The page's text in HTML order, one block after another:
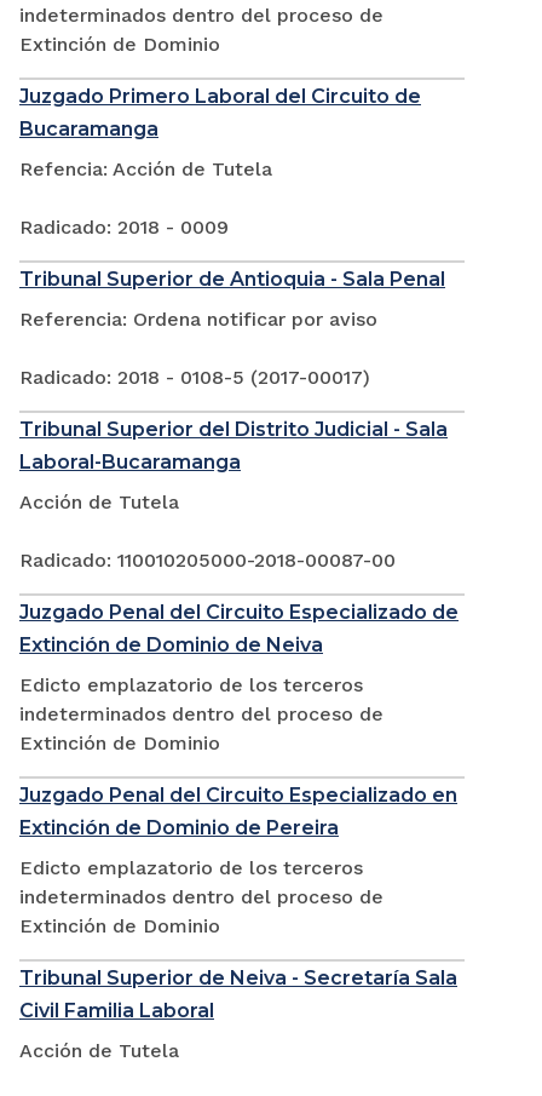
indeterminados dentro del proceso de
Extinción de Dominio
Juzgado Primero Laboral del Circuito de
Bucaramanga
Refencia: Acción de Tutela
Radicado: 2018 - 0009
Tribunal Superior de Antioquia - Sala Penal
Referencia: Ordena notificar por aviso
Radicado: 2018 - 0108-5 (2017-00017)
Tribunal Superior del Distrito Judicial - Sala
Laboral-Bucaramanga
Acción de Tutela
Radicado: 110010205000-2018-00087-00
Juzgado Penal del Circuito Especializado de
Extinción de Dominio de Neiva
Edicto emplazatorio de los terceros
indeterminados dentro del proceso de
Extinción de Dominio
Juzgado Penal del Circuito Especializado en
Extinción de Dominio de Pereira
Edicto emplazatorio de los terceros
indeterminados dentro del proceso de
Extinción de Dominio
Tribunal Superior de Neiva - Secretaría Sala
Civil Familia Laboral
Acción de Tutela